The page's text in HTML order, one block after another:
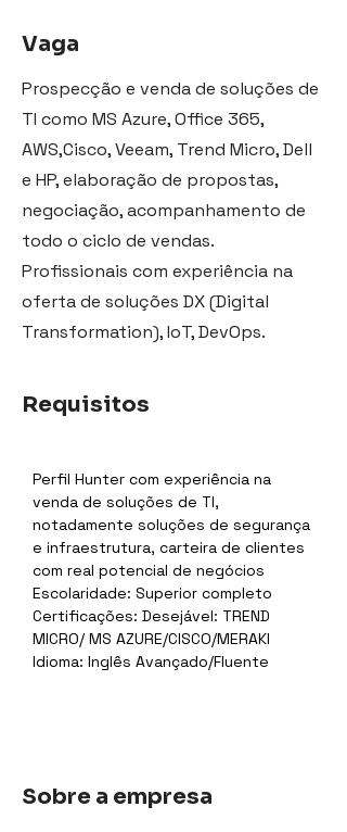
Vaga
Prospecção e venda de soluções de
TI como MS Azure, Office 365,
AWS,Cisco, Veeam, Trend Micro, Dell
e HP, elaboração de propostas,
negociação, acompanhamento de
todo o ciclo de vendas.
Profissionais com experiência na
oferta de soluções DX (Digital
Transformation), IoT, DevOps.
Requisitos
Perfil Hunter com experiência na
venda de soluções de TI,
notadamente soluções de segurança
e infraestrutura, carteira de clientes
com real potencial de negócios
Escolaridade: Superior completo
Certificações: Desejável: TREND
MICRO/ MS AZURE/CISCO/MERAKI
Idioma: Inglês Avançado/Fluente
Sobre a empresa